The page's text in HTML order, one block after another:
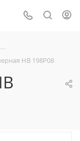
HB 198P08